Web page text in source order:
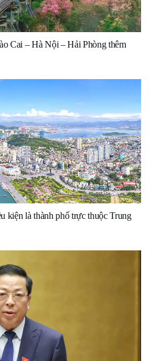
Cai – Hà Nội – Hải Phòng thêm
kiện là thành phố trực thuộc Trung